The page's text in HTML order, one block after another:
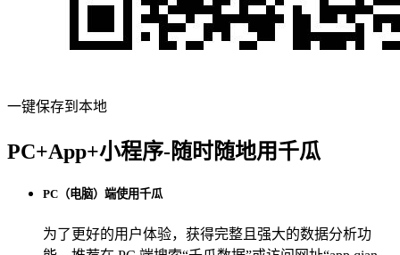
一键保存到本地
PC+App+小程序-随时随地用千瓜
PC（电脑）端使用千瓜
为了更好的用户体验，获得完整且强大的数据分析功